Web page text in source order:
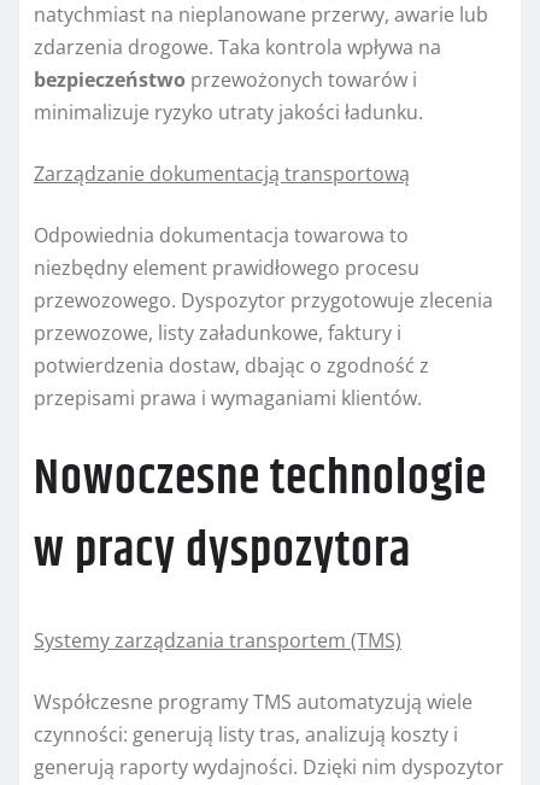
natychmiast na nieplanowane przerwy, awarie lub
zdarzenia drogowe. Taka kontrola wpływa na
bezpieczeństwo przewożonych towarów i
minimalizuje ryzyko utraty jakości ładunku.
Zarządzanie dokumentacją transportową
Odpowiednia dokumentacja towarowa to
niezbędny element prawidłowego procesu
przewozowego. Dyspozytor przygotowuje zlecenia
przewozowe, listy załadunkowe, faktury i
potwierdzenia dostaw, dbając o zgodność z
przepisami prawa i wymaganiami klientów.
Nowoczesne technologie
w pracy dyspozytora
Systemy zarządzania transportem (TMS)
Współczesne programy TMS automatyzują wiele
czynności: generują listy tras, analizują koszty i
generują raporty wydajności. Dzięki nim dyspozytor